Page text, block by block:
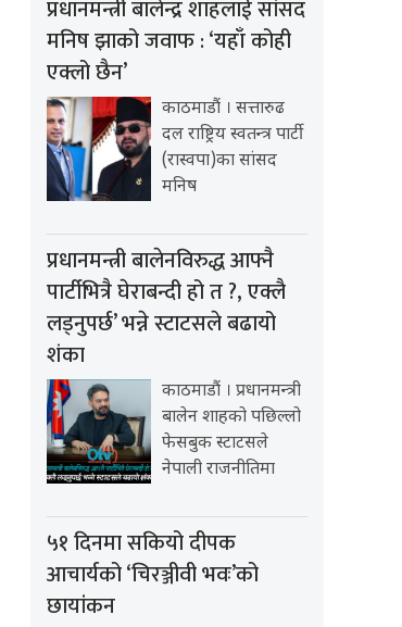
प्रधानमन्त्री बालेन्द्र शाहलाई सांसद
मनिष झाको जवाफ : ‘यहाँ कोही
एक्लो छैन’
काठमाडौं । सत्तारुढ
दल राष्ट्रिय स्वतन्त्र पार्टी
(रास्वपा)का सांसद
मनिष
प्रधानमन्त्री बालेनविरुद्ध आफ्नै
पार्टीभित्रै घेराबन्दी हो त ?, एक्लै
लड्नुपर्छ’ भन्ने स्टाटसले बढायो
शंका
काठमाडौं । प्रधानमन्त्री
बालेन शाहको पछिल्लो
फेसबुक स्टाटसले
नेपाली राजनीतिमा
५१ दिनमा सकियो दीपक
आचार्यको ‘चिरञ्जीवी भवः’को
छायांकन